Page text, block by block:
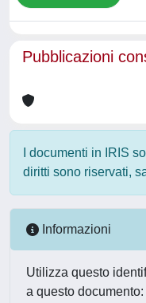
Pubblicazioni
I documenti in IRIS
diritti sono riservati,
Informazioni
Utilizza questo
a questo documento: